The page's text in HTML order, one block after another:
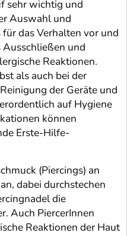
sehr wichtig und
Auswahl und
das Verhalten vor und
Ausschließen und
Reaktionen.
als auch bei der
der Geräte und
auf Hygiene
können
Erste-Hilfe-
(Piercings) an
dabei durchstechen
die
Auch PiercerInnen
Reaktionen der Haut